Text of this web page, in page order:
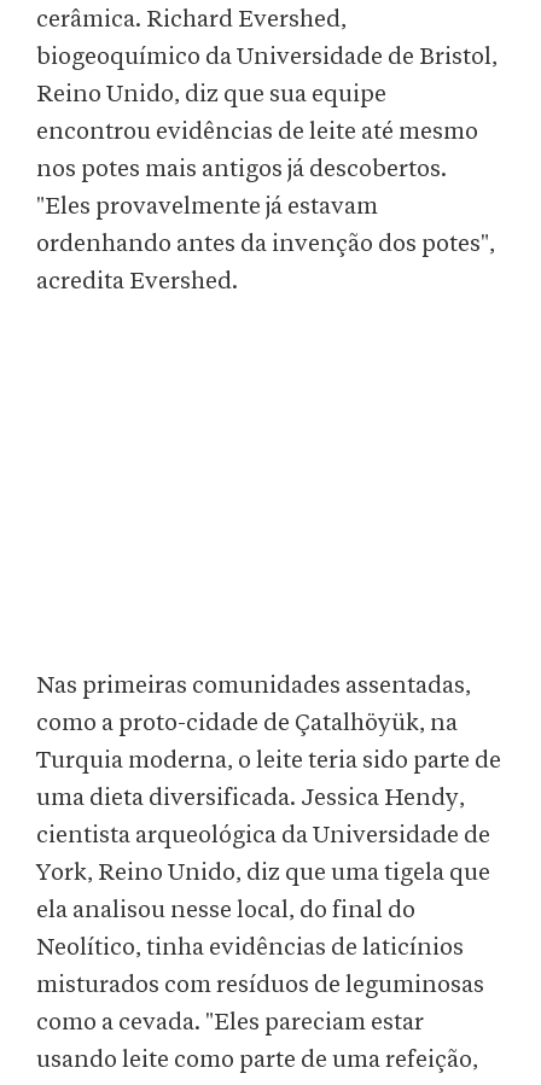
cerâmica. Richard Evershed,
biogeoquímico da Universidade de Bristol,
Reino Unido, diz que sua equipe
encontrou evidências de leite até mesmo
nos potes mais antigos já descobertos.
"Eles provavelmente já estavam
ordenhando antes da invenção dos potes",
acredita Evershed.
Nas primeiras comunidades assentadas,
como a proto-cidade de Çatalhöyük, na
Turquia moderna, o leite teria sido parte de
uma dieta diversificada. Jessica Hendy,
cientista arqueológica da Universidade de
York, Reino Unido, diz que uma tigela que
ela analisou nesse local, do final do
Neolítico, tinha evidências de laticínios
misturados com resíduos de leguminosas
como a cevada. "Eles pareciam estar
usando leite como parte de uma refeição,